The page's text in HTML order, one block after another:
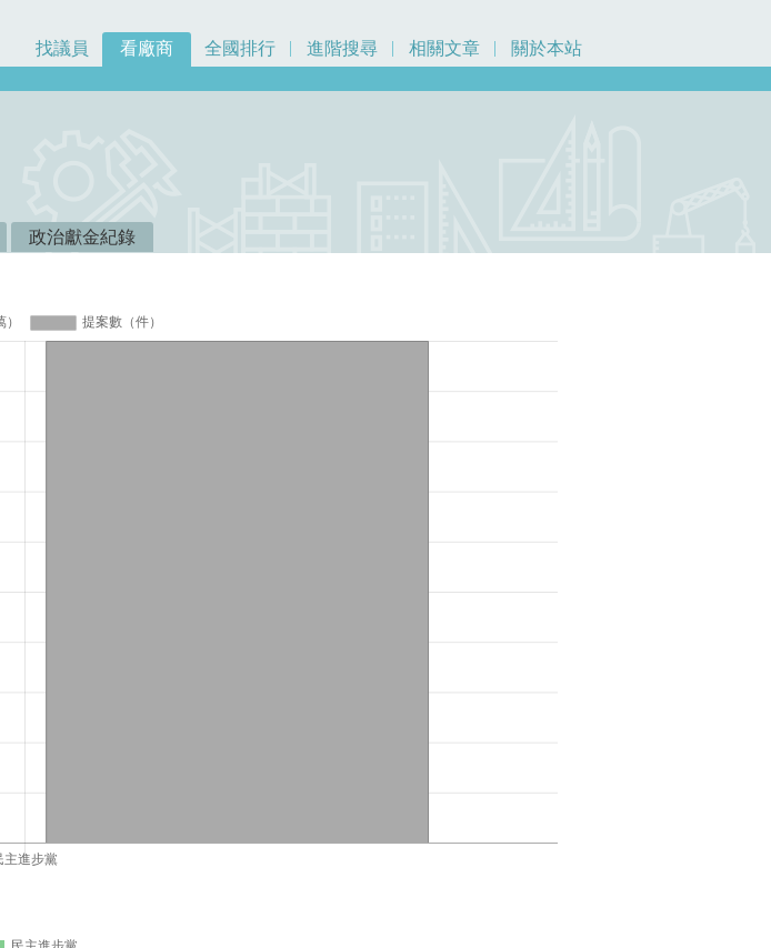
找議員 看廠商 全國排行 進階搜尋 相關文章 關於本站
政治獻金紀錄